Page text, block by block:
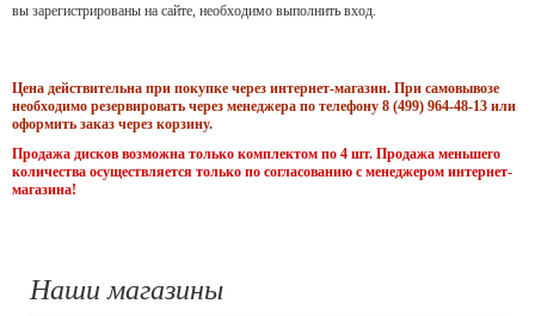
вы зарегистрированы на сайте, необходимо выполнить вход.
Цена действительна при покупке через интернет-магазин. При самовывозе
необходимо резервировать через менеджера по телефону 8 (499) 964-48-13 или
оформить заказ через корзину.
Продажа дисков возможна только комплектом по 4 шт. Продажа меньшего
количества осуществляется только по согласованию с менеджером интернет-
магазина!
Наши магазины